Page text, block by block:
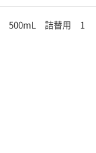
500mL 詰替用 1